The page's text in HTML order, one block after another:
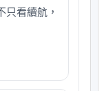
看續航，